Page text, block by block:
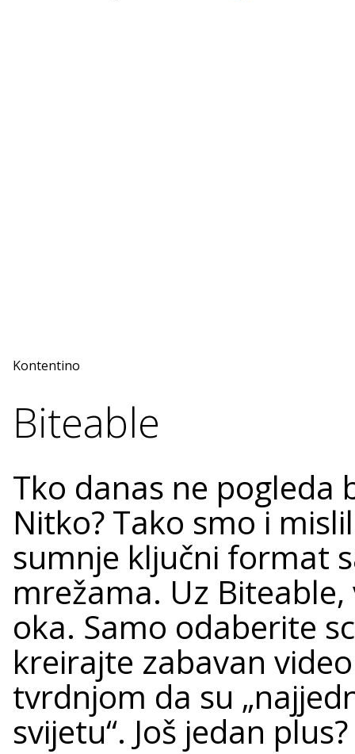
Kontentino
Biteable
Tko danas ne pogleda
Nitko? Tako smo i
sumnje ključni format
mrežama. Uz
oka. Samo odaberite
kreirajte zabavan
tvrdnjom da su
svijetu“. Još jedan